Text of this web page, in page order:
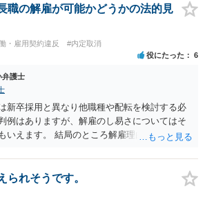
側の主張を通すのは難しくなる場合が多いか
、依頼者本人（労働者）の意向もあります
て交渉に当たることもあり、早期解決を実現
合もあります。 弁護士を立てられたり裁判を
弁護士に依頼して、長期的な対応が必要にな
イが生じるおそれもあるため、解雇を争われ
点からも負担が大きいと思われます。 ②この
を引き延ばしている間に、そのうち転職をす
作戦を立てているようですが。このように復
るずると交渉を引き延ばすのも作戦としてあ
力との関係で、交渉や裁判を長期に行うこと
り、労働者側から会社寄りの解決案を受け入
るという作戦として考えられるところです。
り、バックペイや裁判になった際のレピュテ
職の解雇が可能かどうかの法的見
・雇用契約違反 #内定取消
役にたった 6
弁護士
新卒採用と異なり他職種や配転を検討する必
例はありますが、解雇のし易さについてはそ
いえます。 結局のところ解雇理由が認められ
ば、解雇までは難しいと思われます。 それ以
善の余地がないほど解雇理由（能力不足や協
でしたら、解雇も相当と思料します。 ご参考
られそうです。